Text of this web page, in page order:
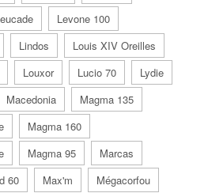
Levone 100
Lindos
Louis XIV Oreilles
Louxor Lucio 70
Lydie
Macedonia
Magma 135
Magma 160
Magma 95
Marcas
60 Max'm
Mégacorfou